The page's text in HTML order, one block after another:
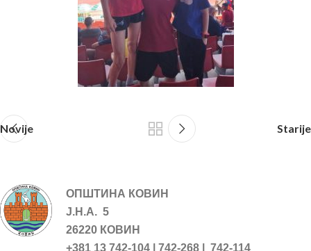
Novije Starije
ОПШТИНА КОВИН
Ј.Н.А. 5
26220 КОВИН
+381 13 742-104 | 742-268 | 742-114